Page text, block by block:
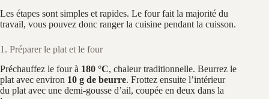
Les étapes sont simples et rapides. Le four fait la majorité du
travail, vous pouvez donc ranger la cuisine pendant la cuisson.
1. Préparer le plat et le four
Préchauffez le four à 180 °C, chaleur traditionnelle. Beurrez le
plat avec environ 10 g de beurre. Frottez ensuite l’intérieur
du plat avec une demi-gousse d’ail, coupée en deux dans la